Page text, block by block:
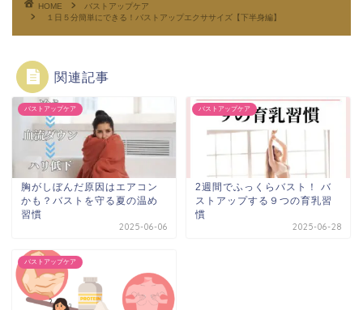
HOME
バストアップケア
１日５分簡単にできる！バストアップエクササイズ【下半身編】
関連記事
バストアップケア
胸がしぼんだ原因はエアコン
かも？バストを守る夏の温め
習慣
2025-06-06
バストアップケア
2週間でふっくらバスト！ バ
ストアップする９つの育乳習
慣
2025-06-28
バストアップケア